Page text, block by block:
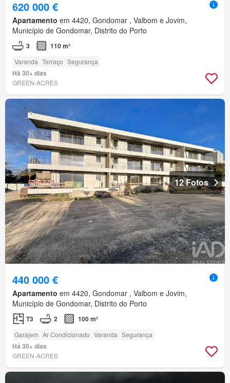
620 000 €
Apartamento em 4420, Gondomar , Valbom e Jovim,
Município de Gondomar, Distrito do Porto
3 110 m²
Varanda Terraço Segurança
Há 30+ dias
GREEN-ACRES
12 Fotos
440 000 €
Apartamento em 4420, Gondomar , Valbom e Jovim,
Município de Gondomar, Distrito do Porto
T3 2 100 m²
Garajem Ar Condicionado Varanda Segurança
Há 30+ dias
GREEN-ACRES